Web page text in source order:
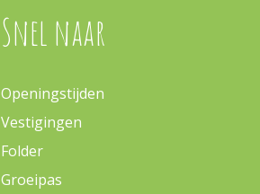
Snel naar
Openingstijden
Vestigingen
Folder
Groeipas